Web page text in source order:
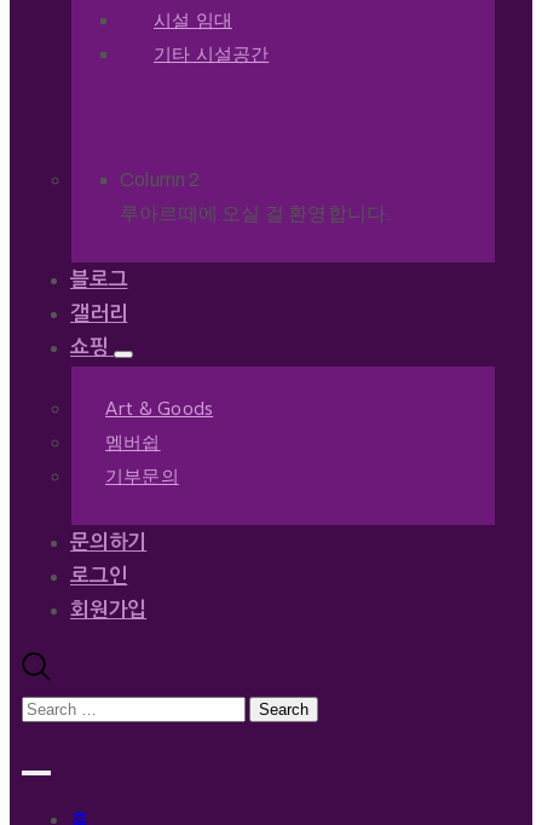
시설 임대
기타 시설공간
Column 2
루아르떼에 오실 걸 환영합니다.
블로그
갤러리
쇼핑
Art & Goods
멤버쉽
기부문의
문의하기
로그인
회원가입
홈